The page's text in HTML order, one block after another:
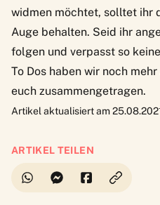
widmen möchtet, solltet ihr
Auge behalten. Seid ihr
folgen und verpasst so
To Dos haben wir noch
euch zusammengetragen.
Artikel aktualisiert am
ARTIKEL TEILEN